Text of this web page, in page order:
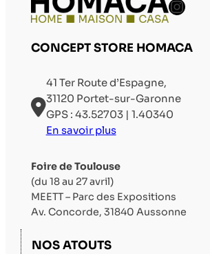
CONCEPT STORE HOMACA
41 Ter Route d’Espagne,
31120 Portet-sur-Garonne
GPS : 43.52703 | 1.40340
En savoir plus
Foire de Toulouse
(du 18 au 27 avril)
MEETT – Parc des Expositions
Av. Concorde, 31840 Aussonne
NOS ATOUTS